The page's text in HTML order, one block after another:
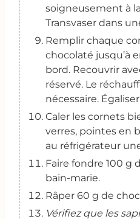
soigneusement à
Transvaser dans
Remplir chaque
chocolaté jusqu’à
bord. Recouvrir
réservé. Le
nécessaire.
Caler les cornets
verres, pointes en
au réfrigérateur
Faire fondre 100 g
bain-marie.
Râper 60 g de
Vérifiez que les